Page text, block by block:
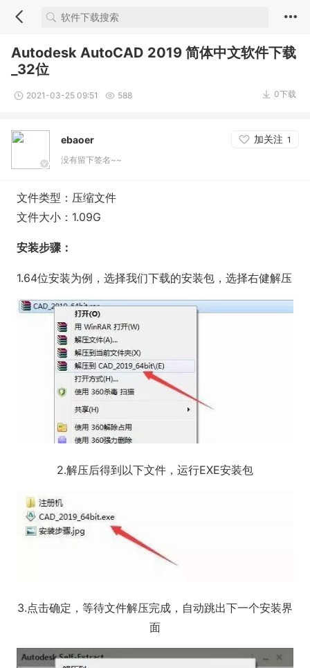
Autodesk AutoCAD 2019 简体中文软件下载
_32位
2021-03-25 09:51 588 0下载
ebaoer 加关注 1
没有留下签名~~
文件类型：压缩文件
文件大小：1.09G
安装步骤：
1.64位安装为例，选择我们下载的安装包，选择右健解压
2.解压后得到以下文件，运行EXE安装包
3.点击确定，等待文件解压完成，自动跳出下一个安装界
面